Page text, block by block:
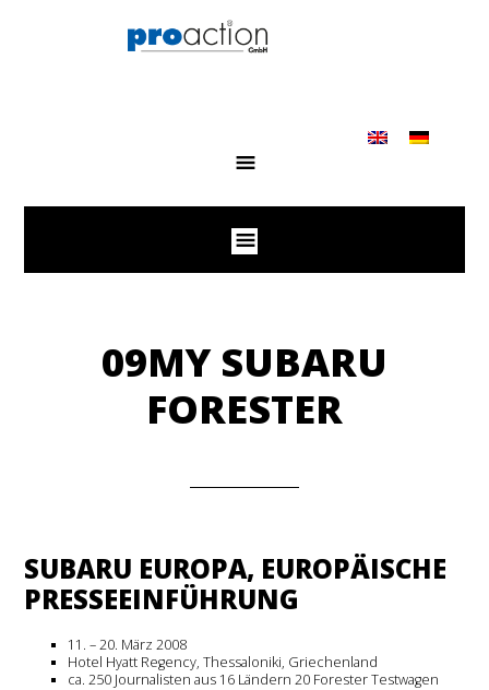
09MY SUBARU
FORESTER
SUBARU EUROPA, EUROPÄISCHE
PRESSEEINFÜHRUNG
11. – 20. März 2008
Hotel Hyatt Regency, Thessaloniki, Griechenland
ca. 250 Journalisten aus 16 Ländern 20 Forester Testwagen